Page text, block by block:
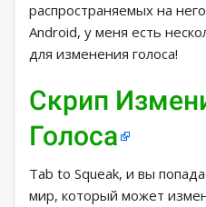
распространяемых на
Android, у меня есть
для изменения голоса!
Скрип
Голоса
Tab to Squeak, и вы
мир, который может